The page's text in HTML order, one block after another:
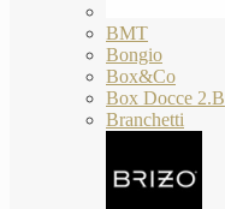
BMT
Bongio
Box&Co
Box Docce 2.B
Branchetti